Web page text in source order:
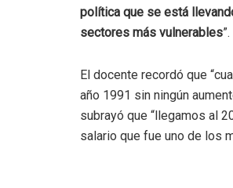
política que se está
sectores más vulnerables”.
El docente recordó que
año 1991 sin ningún
subrayó que “llegamos al
salario que fue uno de los